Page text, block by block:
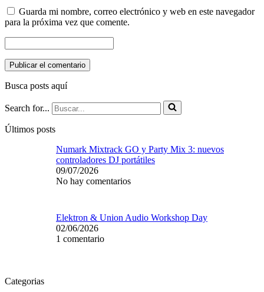
Guarda mi nombre, correo electrónico y web en este navegador
para la próxima vez que comente.
Busca posts aquí
Search for...
Últimos posts
Numark Mixtrack GO y Party Mix 3: nuevos
controladores DJ portátiles
09/07/2026
No hay comentarios
Elektron & Union Audio Workshop Day
02/06/2026
1 comentario
Categorias